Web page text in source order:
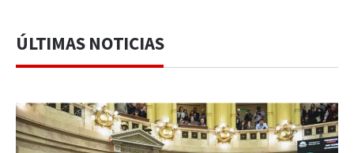
ÚLTIMAS NOTICIAS